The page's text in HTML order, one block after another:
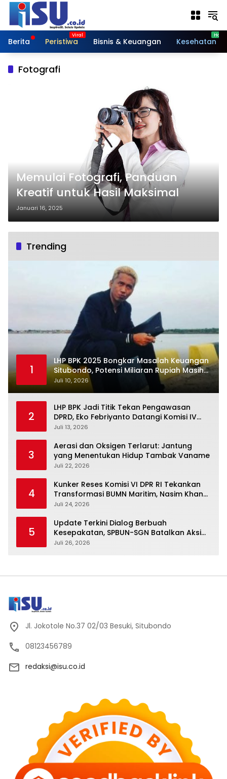
Langsung
konten
Berita
Peristiwa Bisnis & Keuangan Kesehatan
Fotografi
Memulai Fotografi, Panduan
Kreatif untuk Hasil Maksimal
Januari 16, 2025
Trending
1
LHP BPK 2025 Bongkar Masalah Keuangan
Situbondo, Potensi Miliaran Rupiah Masih
Belum Terkelola
Juli 10, 2026
2
LHP BPK Jadi Titik Tekan Pengawasan
DPRD, Eko Febriyanto Datangi Komisi IV
dan Ajak Dewan Kembali Berpijak pada
Juli 13, 2026
3
Aerasi dan Oksigen Terlarut: Jantung
yang Menentukan Hidup Tambak Vaname
Juli 22, 2026
4
Kunker Reses Komisi VI DPR RI Tekankan
Transformasi BUMN Maritim, Nasim Khan
Kawal Penguatan Sektor Laut
Juli 24, 2026
5
Update Terkini Dialog Berbuah
Kesepakatan, SPBUN-SGN Batalkan Aksi
Nasional Setelah Holding Penuhi Sejumlah
Juli 26, 2026
Jl. Jokotole No.37 02/03 Besuki, Situbondo
08123456789
redaksi@isu.co.id